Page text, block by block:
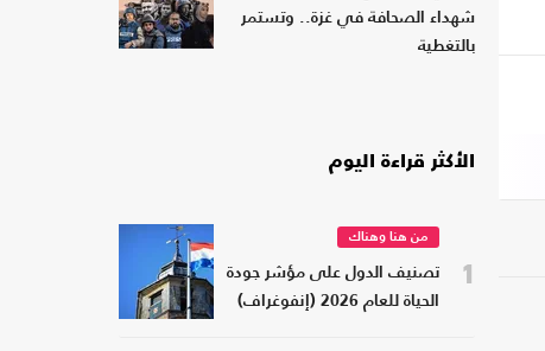
شهداء الصحافة في غزة.. وتستمر
بالتغطية
الأكثر قراءة اليوم
1
من هنا وهناك
تصنيف الدول على مؤشر جودة
الحياة للعام 2026 (إنفوغراف)